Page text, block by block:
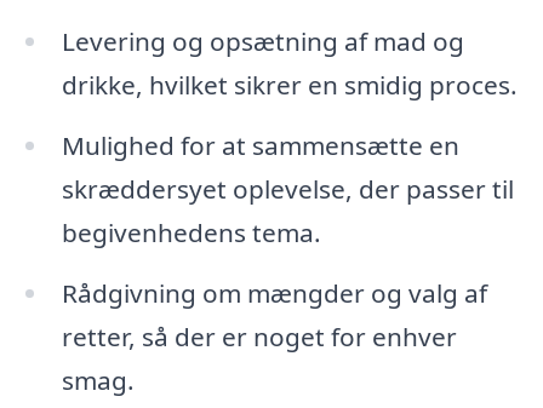
Levering og opsætning af mad og
drikke, hvilket sikrer en smidig proces.
Mulighed for at sammensætte en
skræddersyet oplevelse, der passer til
begivenhedens tema.
Rådgivning om mængder og valg af
retter, så der er noget for enhver
smag.